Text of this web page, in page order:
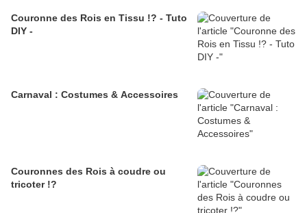
Couronne des Rois en Tissu !? - Tuto
DIY -
Carnaval : Costumes & Accessoires
Couronnes des Rois à coudre ou
tricoter !?